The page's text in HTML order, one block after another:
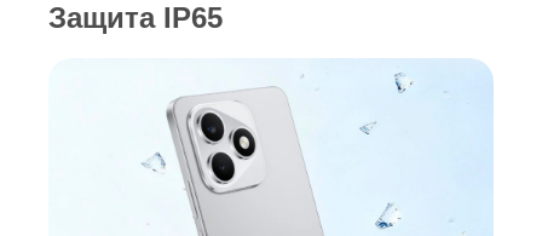
Защита IP65